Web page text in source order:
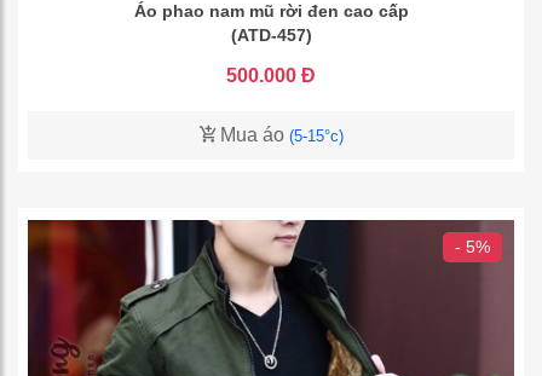
Áo phao nam mũ rời đen cao cấp
(ATD-457)
500.000 Đ
Mua áo (5-15°c)
- 5%